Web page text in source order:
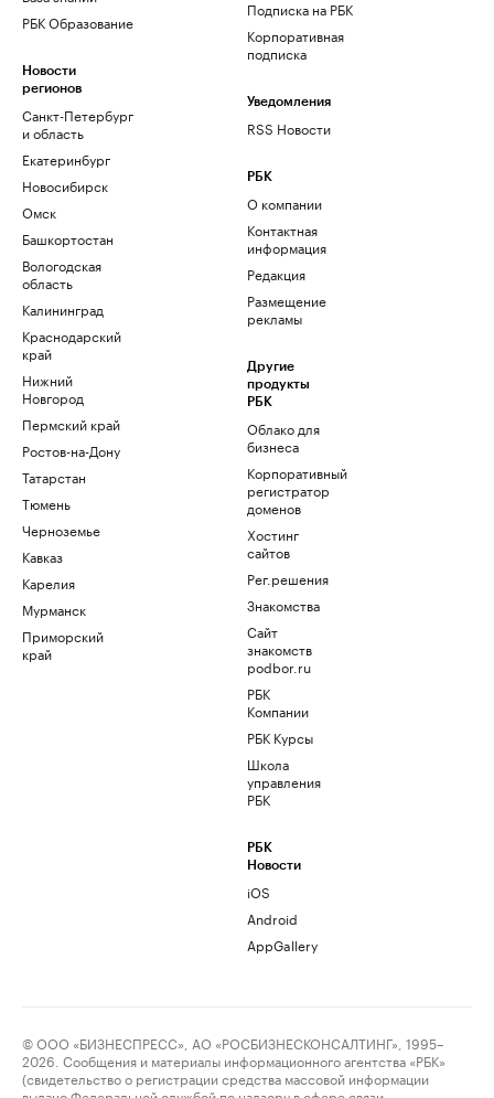
РБК Образование
Новости
регионов
Санкт-Петербург
и область
Екатеринбург
Новосибирск
Омск
Башкортостан
Вологодская
область
Калининград
Краснодарский
край
Нижний
Новгород
Пермский край
Ростов-на-Дону
Татарстан
Тюмень
Черноземье
Кавказ
Карелия
Мурманск
Приморский
край
Подписка на РБК
Корпоративная
подписка
Уведомления
RSS Новости
РБК
О компании
Контактная
информация
Редакция
Размещение
рекламы
Другие
продукты
РБК
Облако для
бизнеса
Корпоративный
регистратор
доменов
Хостинг
сайтов
Рег.решения
Знакомства
Сайт
знакомств
podbor.ru
РБК
Компании
РБК Курсы
Школа
управления
РБК
РБК
Новости
iOS
Android
AppGallery
© ООО «БИЗНЕСПРЕСС», АО «РОСБИЗНЕСКОНСАЛТИНГ», 1995–
2026. Сообщения и материалы информационного агентства «РБК»
(свидетельство о регистрации средства массовой информации